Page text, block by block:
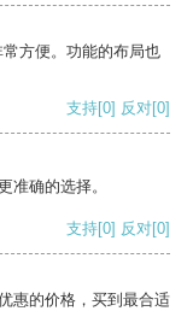
方便。功能的布局也
支持[0] 反对[0]
准确的选择。
支持[0] 反对[0]
惠的价格，买到最合适